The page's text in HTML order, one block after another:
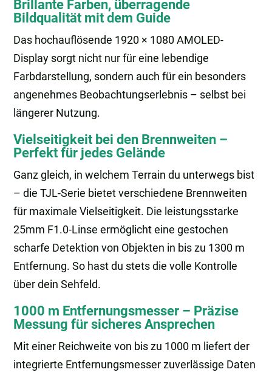
Brillante Farben, überragende
Bildqualität mit dem Guide
Das hochauflösende 1920 × 1080 AMOLED-
Display sorgt nicht nur für eine lebendige
Farbdarstellung, sondern auch für ein besonders
angenehmes Beobachtungserlebnis – selbst bei
längerer Nutzung.
Vielseitigkeit bei den Brennweiten –
Perfekt für jedes Gelände
Ganz gleich, in welchem Terrain du unterwegs bist
– die TJL-Serie bietet verschiedene Brennweiten
für maximale Vielseitigkeit. Die leistungsstarke
25mm F1.0-Linse ermöglicht eine gestochen
scharfe Detektion von Objekten in bis zu 1300 m
Entfernung. So hast du stets die volle Kontrolle
über dein Sehfeld.
1000 m Entfernungsmesser – Präzise
Messung für sicheres Ansprechen
Mit einer Reichweite von bis zu 1000 m liefert der
integrierte Entfernungsmesser zuverlässige Daten